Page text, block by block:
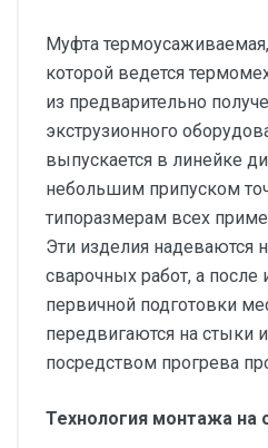
Муфта
которой ведется
из предварительно
экструзионного
выпускается в линейке
небольшим припуском
типоразмерам всех
Эти изделия надеваются
сварочных работ, а после
первичной подготовки
передвигаются на стыки
посредством прогрева
Технология монтажа на